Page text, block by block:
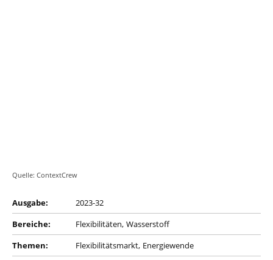
Quelle: ContextCrew
Ausgabe:
2023-32
Bereiche:
Flexibilitäten Wasserstoff
Themen:
Flexibilitätsmarkt Energiewende